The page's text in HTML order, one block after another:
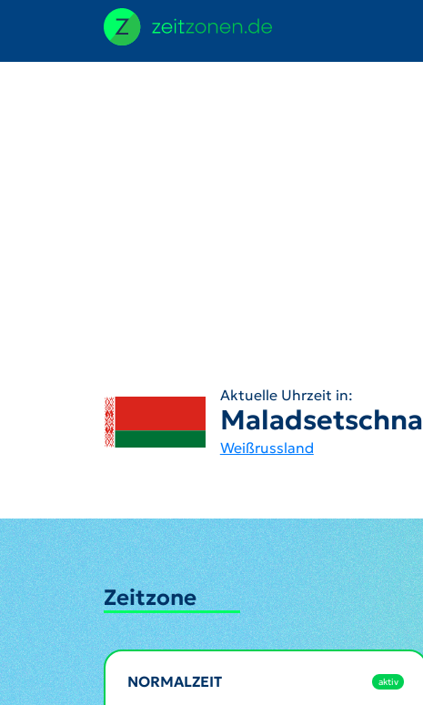
Aktuelle Uhrzeit in:
Maladsetschna
Weißrussland
Zeitzone
NORMALZEIT aktiv